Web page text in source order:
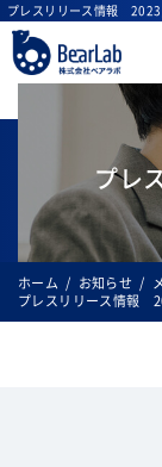
プレスリリース情報
ベアラボについて
ソリューション手
導入事例・実績
プレ
ホーム お知らせ
プレスリリース情報